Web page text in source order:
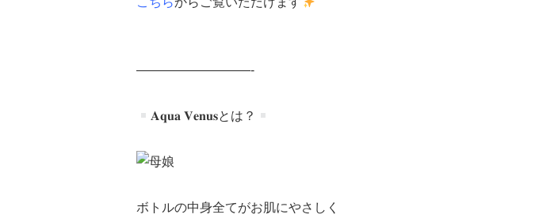
—————————-
𝐀𝐪𝐮𝐚 𝐕𝐞𝐧𝐮𝐬とは？
ボトルの中身全てがお肌にやさしく